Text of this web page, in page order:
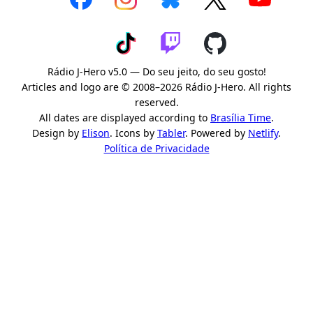
Rádio J-Hero v5.0 — Do seu jeito, do seu gosto!
Articles and logo are © 2008–2026 Rádio J-Hero. All rights
reserved.
All dates are displayed according to Brasília Time.
Design by Elison. Icons by Tabler. Powered by Netlify.
Política de Privacidade